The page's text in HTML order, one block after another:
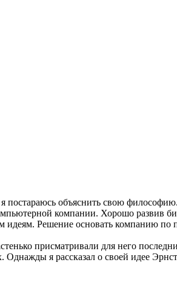
постараюсь объяснить свою философию.
компании. Хорошо развив
Решение основать компанию по
присматривали для него
Однажды я рассказал о своей идее